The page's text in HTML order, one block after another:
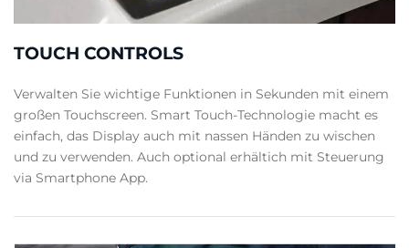
TOUCH CONTROLS
Verwalten Sie wichtige Funktionen in Sekunden mit einem
großen Touchscreen. Smart Touch-Technologie macht es
einfach, das Display auch mit nassen Händen zu wischen
und zu verwenden. Auch optional erhältich mit Steuerung
via Smartphone App.